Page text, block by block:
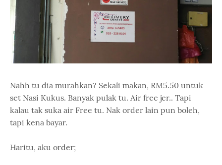
Nahh tu dia murahkan? Sekali makan, RM5.50 untuk
set Nasi Kukus. Banyak pulak tu. Air free jer.. Tapi
kalau tak suka air Free tu. Nak order lain pun boleh,
tapi kena bayar.
Haritu, aku order;